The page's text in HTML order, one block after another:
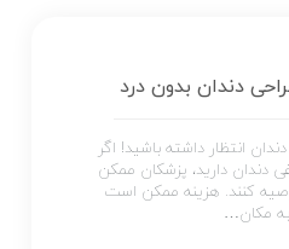
دندان بدون درد
انتظار داشته باشید! اگر
دندان دارید، پزشکان ممکن
کنند. هزینه ممکن است
مکان…